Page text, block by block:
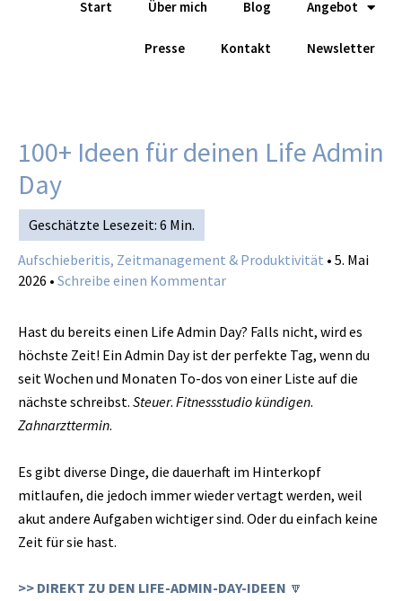
Start Über mich Blog Angebot
Presse Kontakt Newsletter
100+ Ideen für deinen Life Admin
Day
Aufschieberitis, Zeitmanagement & Produktivität • 5. Mai
2026 • Schreibe einen Kommentar
Hast du bereits einen Life Admin Day? Falls nicht, wird es
höchste Zeit! Ein Admin Day ist der perfekte Tag, wenn du
seit Wochen und Monaten To-dos von einer Liste auf die
nächste schreibst. Steuer. Fitnessstudio kündigen.
Zahnarzttermin.
Es gibt diverse Dinge, die dauerhaft im Hinterkopf
mitlaufen, die jedoch immer wieder vertagt werden, weil
akut andere Aufgaben wichtiger sind. Oder du einfach keine
Zeit für sie hast.
>> DIREKT ZU DEN LIFE-ADMIN-DAY-IDEEN 🔽